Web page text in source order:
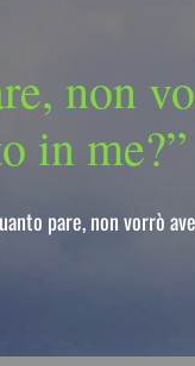
non
in me?”
pare, non vorrò